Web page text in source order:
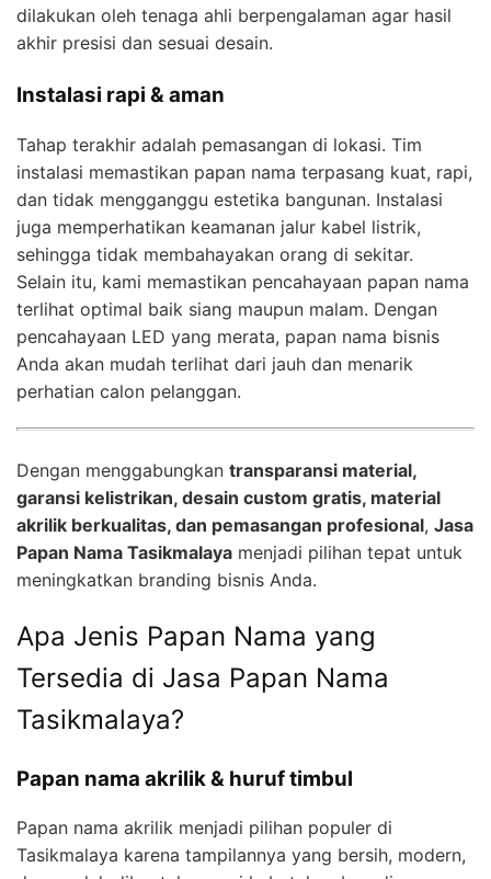
dilakukan oleh tenaga ahli berpengalaman agar hasil
akhir presisi dan sesuai desain.
Instalasi rapi & aman
Tahap terakhir adalah pemasangan di lokasi. Tim
instalasi memastikan papan nama terpasang kuat, rapi,
dan tidak mengganggu estetika bangunan. Instalasi
juga memperhatikan keamanan jalur kabel listrik,
sehingga tidak membahayakan orang di sekitar.
Selain itu, kami memastikan pencahayaan papan nama
terlihat optimal baik siang maupun malam. Dengan
pencahayaan LED yang merata, papan nama bisnis
Anda akan mudah terlihat dari jauh dan menarik
perhatian calon pelanggan.
Dengan menggabungkan transparansi material,
garansi kelistrikan, desain custom gratis, material
akrilik berkualitas, dan pemasangan profesional, Jasa
Papan Nama Tasikmalaya menjadi pilihan tepat untuk
meningkatkan branding bisnis Anda.
Apa Jenis Papan Nama yang
Tersedia di Jasa Papan Nama
Tasikmalaya?
Papan nama akrilik & huruf timbul
Papan nama akrilik menjadi pilihan populer di
Tasikmalaya karena tampilannya yang bersih, modern,